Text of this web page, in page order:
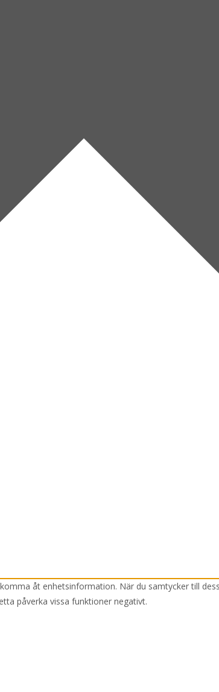
åt enhetsinformation. När du samtycker till
påverka vissa funktioner negativt.